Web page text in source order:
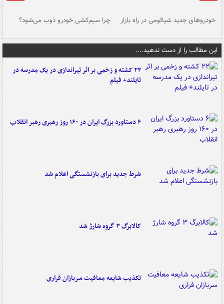
خودروهای جدید شیائومی در راه بازار چرا سیم‌کشی خودرو ذوب می‌شود؟
این مطالب را از دست ندهید....
۲۲ کشته و زخمی بر اثر تیراندازی در یک مدرسه در
تایلند+ فیلم
۶ دستاورد بزرگ ایران در ۱۶۰ روز رهبری رهبر انقلاب
شرط جدید برای بازنشستگی اعلام شد
کالابرگ ۳ گروه شارژ شد
تکذیب شایعه معافیت سربازان فراری